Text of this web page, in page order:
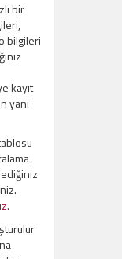
bir
bilgileri
kayıt
yanı